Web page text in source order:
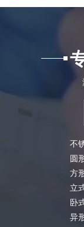
不
圆
方
立
卧
异